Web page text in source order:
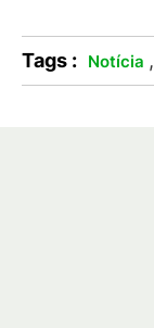
Tags : Notícia ,